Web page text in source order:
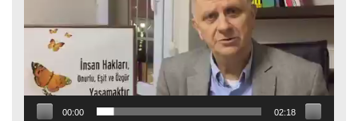
00:00 02:18